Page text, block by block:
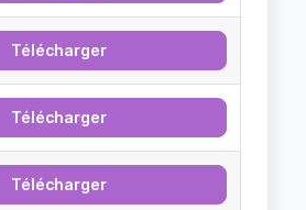
Télécharger
Télécharger
Télécharger